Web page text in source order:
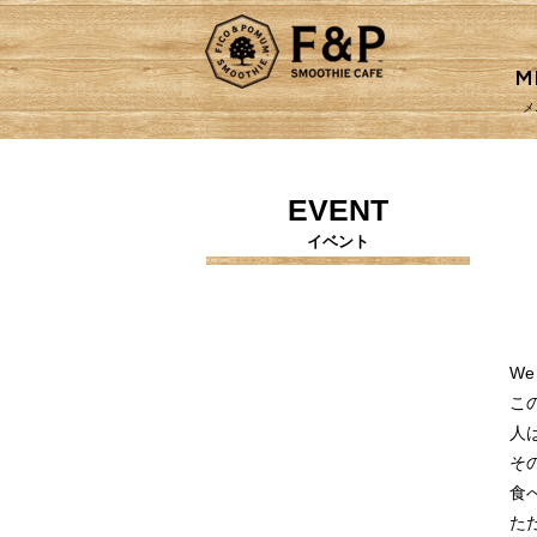
メ
EVENT
イベント
こ
人
そ
食
た